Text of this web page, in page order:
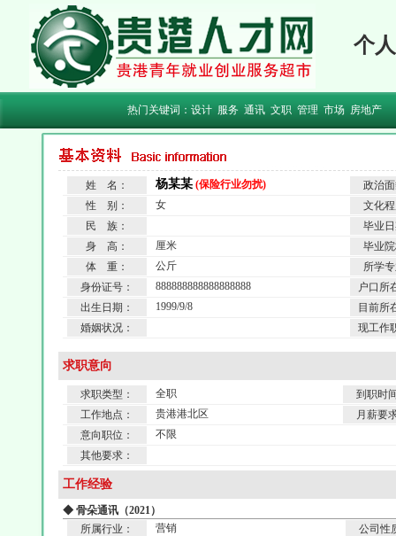
个
热门关键词： 设计 服务 通讯 文职 管理 市场 房地产
姓 名： 杨某某 (保险行业勿扰)
政治
性 别：
女
文化
民 族：
毕业
身 高：
厘米
毕业
体 重：
公斤
所学
身份证号：
888888888888888888
户口所
出生日期：
1999/9/8
目前所
婚姻状况：
现工作
求职意向
求职类型： 全职
到职时
工作地点：
贵港港北区
月薪要
意向职位：
不限
其他要求：
工作经验
◆ 骨朵通讯（2021）
所属行业：
营销
公司性